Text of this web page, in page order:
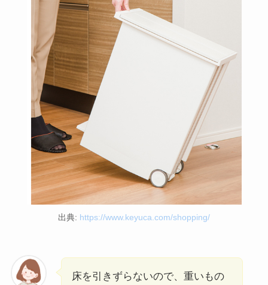
出典: https://www.keyuca.com/shopping/
床を引きずらないので、重いもの